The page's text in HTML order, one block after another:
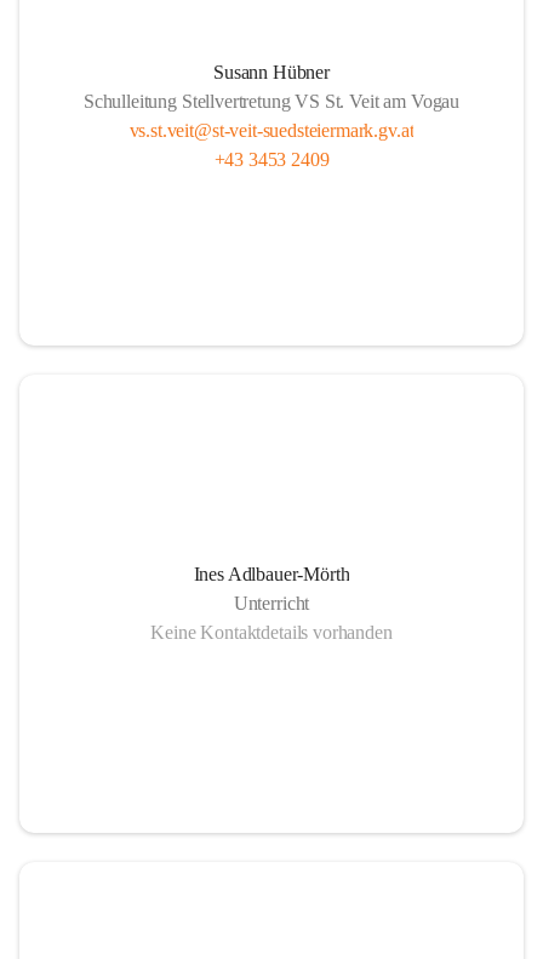
Susann Hübner
Schulleitung Stellvertretung VS St. Veit am Vogau
vs.st.veit@st-veit-suedsteiermark.gv.at
+43 3453 2409
Ines Adlbauer-Mörth
Unterricht
Keine Kontaktdetails vorhanden